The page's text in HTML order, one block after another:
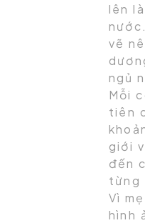
lên
vẽ
ngủ
Mỗi
tiên
giới
đến
từng
Vì
hình